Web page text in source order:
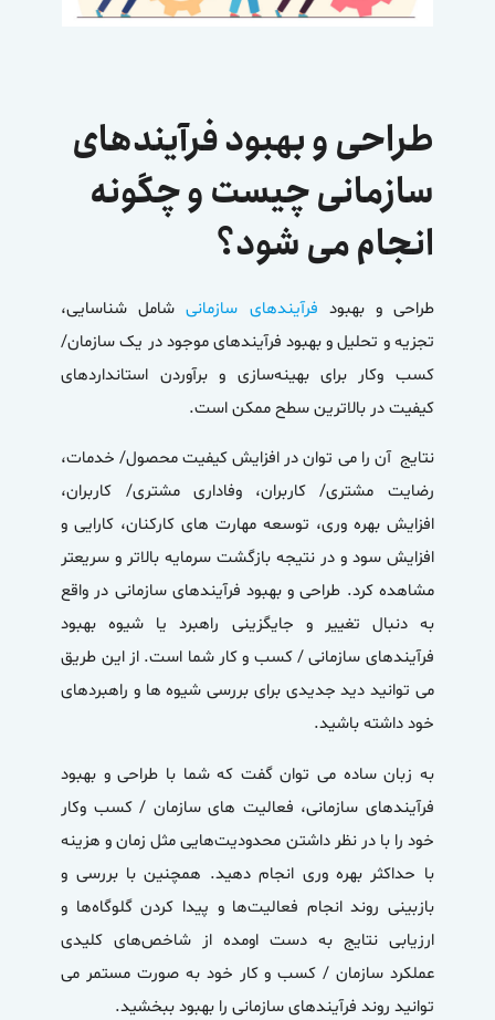
طراحی و بهبود فرآیندهای
سازمانی چیست و چگونه
انجام می شود؟
طراحی و بهبود فرآیندهای سازمانیشامل شناسایی،
تجزیه و تحلیل و بهبود فرآیندهای موجود در یک سازمان/
کسب وکار برای بهینه‌سازی و برآوردن استانداردهای
کیفیت در بالاترین سطح ممکن است.
نتایج آن را می توان در افزایش کیفیت محصول/ خدمات،
رضایت مشتری/ کاربران، وفاداری مشتری/ کاربران،
افزایش بهره وری، توسعه مهارت های کارکنان، کارایی و
افزایش سود و در نتیجه بازگشت سرمایه بالاتر و سریعتر
مشاهده کرد. طراحی و بهبود فرآیندهای سازمانی در واقع
به دنبال تغییر و جایگزینی راهبرد یا شیوه بهبود
فرآیندهای سازمانی / کسب و کار شما است. از این طریق
می توانید دید جدیدی برای بررسی شیوه ها و راهبردهای
خود داشته باشید.
به زبان ساده می توان گفت که شما با طراحی و بهبود
فرآیندهای سازمانی، فعالیت‌ های سازمان / کسب وکار
خود را با در نظر داشتن محدودیت‌هایی مثل زمان و هزینه
با حداکثر بهره وری انجام دهید. همچنین با بررسی و
بازبینی روند انجام فعالیت‌ها و پیدا کردن گلوگاه‌ها و
ارزیابی نتایج به دست اومده از شاخص‌های کلیدی
عملکرد سازمان / کسب و کار خود به صورت مستمر می
توانید روند فرآیندهای سازمانی را بهبود ببخشید.